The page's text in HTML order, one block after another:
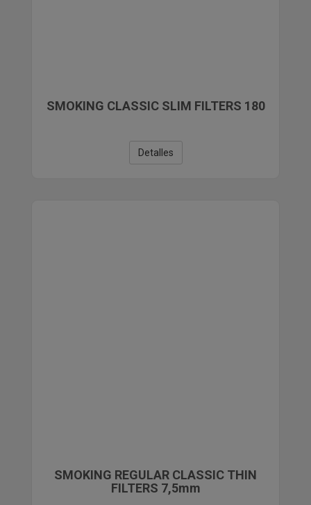
SMOKING CLASSIC SLIM FILTERS 180
Detalles
SMOKING REGULAR CLASSIC THIN
FILTERS 7,5mm